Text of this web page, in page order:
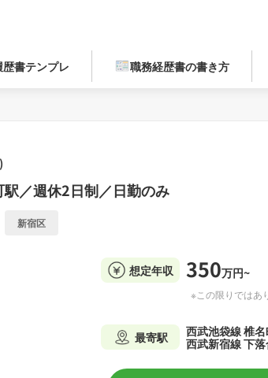
歴書テンプレ 職務経歴書の書き方
／週休2日制／日勤のみ
新宿区
想定年収 350万円~
※この限りではあ
最寄駅
西武池袋線 椎
西武新宿線 下